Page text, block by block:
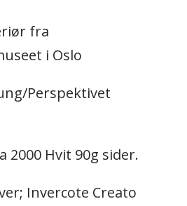
fra
i Oslo
Perspektivet
2000 Hvit 90g sider.
Invercote Creato